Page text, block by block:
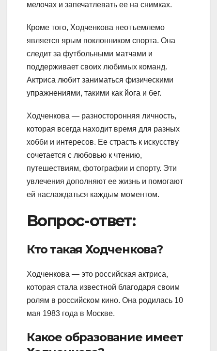
мелочах и запечатлевать ее на снимках.
Кроме того, Ходченкова неотъемлемо
является ярым поклонником спорта. Она
следит за футбольными матчами и
поддерживает своих любимых команд.
Актриса любит заниматься физическими
упражнениями, такими как йога и бег.
Ходченкова — разносторонняя личность,
которая всегда находит время для разных
хобби и интересов. Ее страсть к искусству
сочетается с любовью к чтению,
путешествиям, фотографии и спорту. Эти
увлечения дополняют ее жизнь и помогают
ей наслаждаться каждым моментом.
Вопрос-ответ:
Кто такая Ходченкова?
Ходченкова — это российская актриса,
которая стала известной благодаря своим
ролям в российском кино. Она родилась 10
мая 1983 года в Москве.
Какое образование имеет